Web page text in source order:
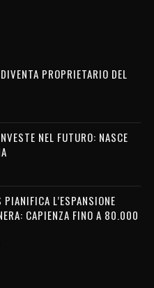
PROPRIETARIO DEL
NEL FUTURO: NASCE
L’ESPANSIONE
CAPIENZA FINO A 80.000